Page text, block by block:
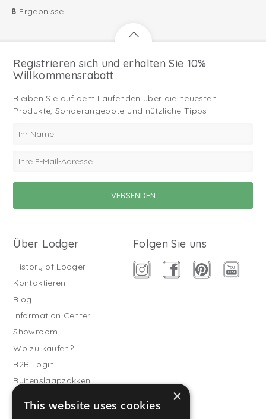
8 Ergebnisse
Registrieren sich und erhalten Sie 10%
Willkommensrabatt
Bleiben Sie auf dem Laufenden über die neuesten
Produkte, Sonderangebote und nützliche Tipps.
Über Lodger
History of Lodger
Kontaktieren
Blog
Information Center
Showroom
Wo zu kaufen?
B2B Login
Buitenslaapzakken
Folgen Sie uns
×
This website uses cookies